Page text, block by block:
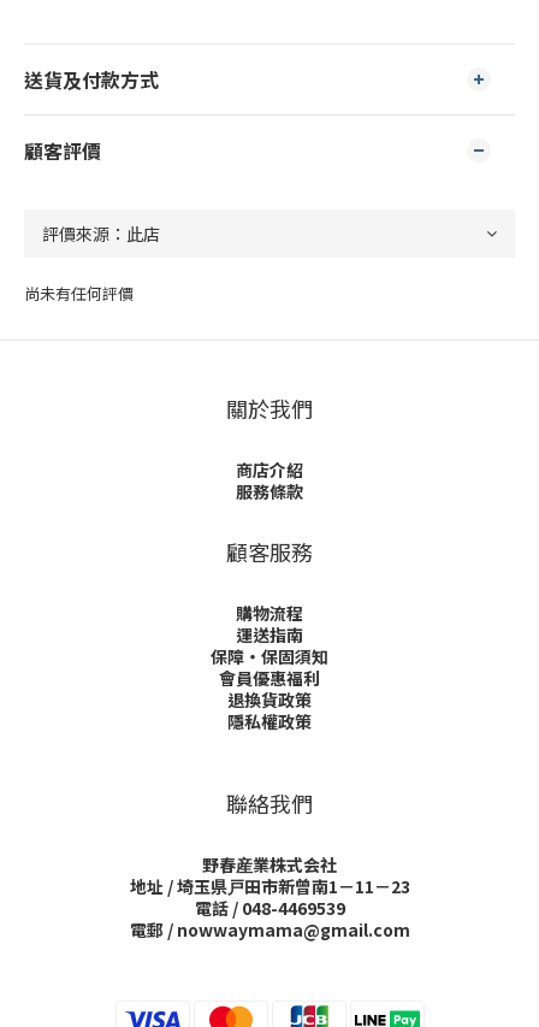
送貨及付款方式
顧客評價
尚未有任何評價
關於我們
商店介紹
服務條款
顧客服務
購物流程
運送指南
保障・保固須知
會員優惠福利
退換貨政策
隱私權政策
聯絡我們
野春産業株式会社
地址 / 埼玉県戸田市新曾南1－11－23
電話 / 048-4469539
電郵 / nowwaymama@gmail.com